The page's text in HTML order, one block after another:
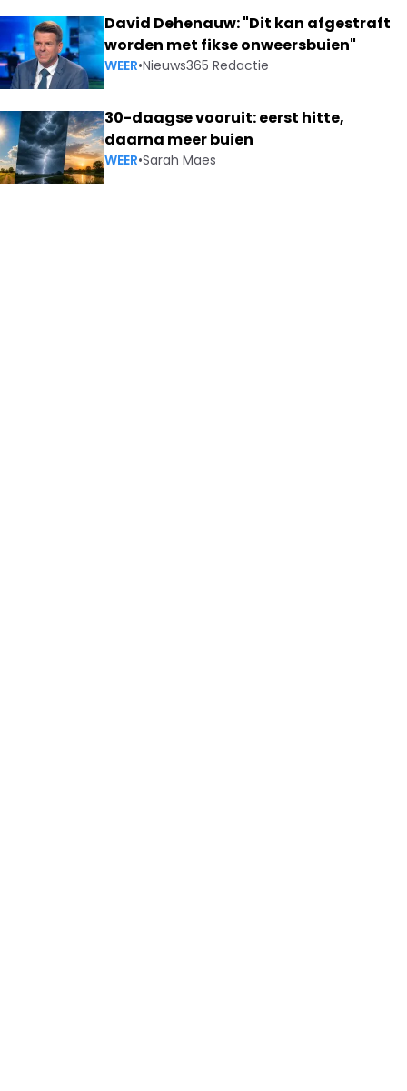
David Dehenauw: "Dit kan afgestraft
worden met fikse onweersbuien"
WEER•Nieuws365 Redactie
30-daagse vooruit: eerst hitte,
daarna meer buien
WEER•Sarah Maes